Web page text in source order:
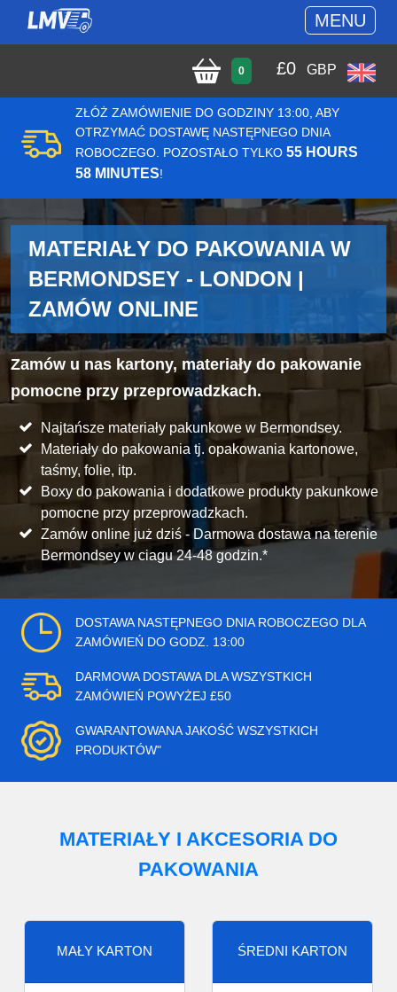
MENU
0 £0 GBP
ZŁÓŻ ZAMÓWIENIE DO GODZINY 13:00, ABY
OTRZYMAĆ DOSTAWĘ NASTĘPNEGO DNIA
ROBOCZEGO. POZOSTAŁO TYLKO 55 HOURS
58 MINUTES!
MATERIAŁY DO PAKOWANIA W
BERMONDSEY - LONDON |
ZAMÓW ONLINE
Zamów u nas kartony, materiały do pakowanie
pomocne przy przeprowadzkach.
Najtańsze materiały pakunkowe w Bermondsey.
Materiały do pakowania tj. opakowania kartonowe,
taśmy, folie, itp.
Boxy do pakowania i dodatkowe produkty pakunkowe
pomocne przy przeprowadzkach.
Zamów online już dziś - Darmowa dostawa na terenie
Bermondsey w ciagu 24-48 godzin.*
DOSTAWA NASTĘPNEGO DNIA ROBOCZEGO DLA
ZAMÓWIEŃ DO GODZ. 13:00
DARMOWA DOSTAWA DLA WSZYSTKICH
ZAMÓWIEŃ POWYŻEJ £50
GWARANTOWANA JAKOŚĆ WSZYSTKICH
PRODUKTÓW"
MATERIAŁY I AKCESORIA DO
PAKOWANIA
MAŁY KARTON ŚREDNI KARTON